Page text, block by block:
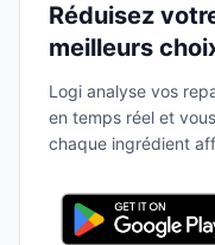
Réduisez
meilleurs
Logi analyse vos
en temps réel et
chaque ingrédient